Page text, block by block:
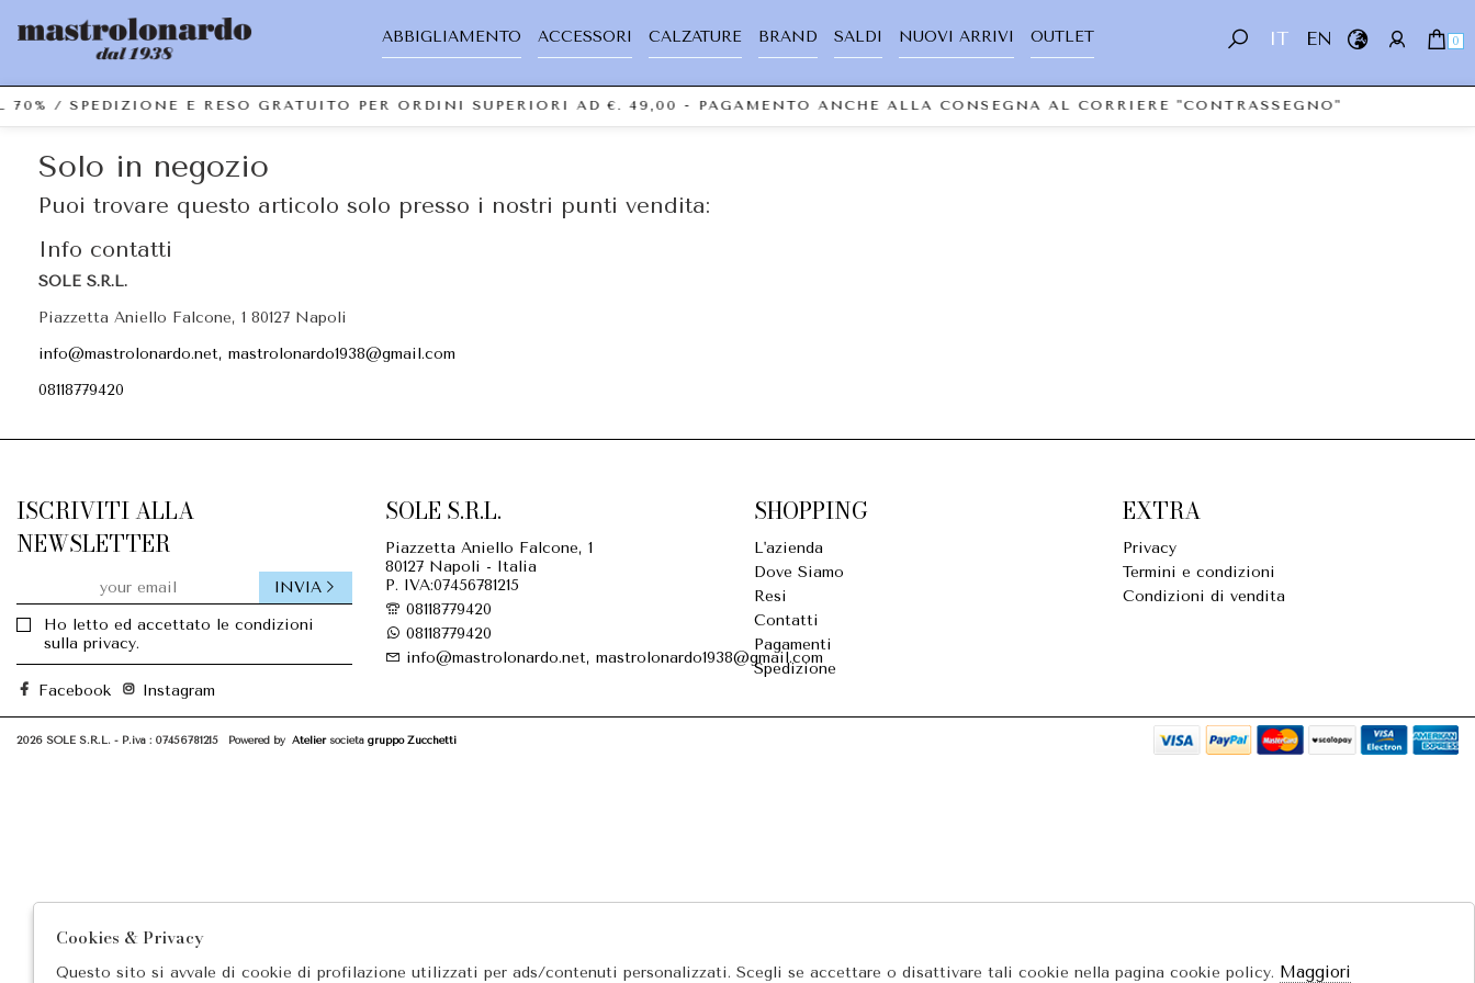
IT EN 0
ABBIGLIAMENTO ACCESSORI CALZATURE BRAND SALDI NUOVI ARRIVI OUTLET
/ SPEDIZIONE E RESO GRATUITO PER ORDINI SUPERIORI AD €. 49,00 - PAGAMENTO ANCHE ALLA CONSEGNA AL CORRIERE "CONTRASSEGNO"
Solo in negozio
Puoi trovare questo articolo solo presso i nostri punti vendita:
Info contatti
SOLE S.R.L.
Piazzetta Aniello Falcone, 1 80127 Napoli
info@mastrolonardo.net, mastrolonardo1938@gmail.com
08118779420
ISCRIVITI ALLA
NEWSLETTER
Ho letto ed accettato le condizioni
sulla privacy.
INVIA
Facebook Instagram
SOLE S.R.L.
Piazzetta Aniello Falcone, 1
80127 Napoli - Italia
P. IVA:07456781215
08118779420
08118779420
info@mastrolonardo.net, mastrolonardo1938@gmail.com
SHOPPING
L'azienda
Dove Siamo
Resi
Contatti
Pagamenti
Spedizione
EXTRA
Privacy
Termini e condizioni
Condizioni di vendita
2026 SOLE S.R.L. - P.iva : 07456781215 Powered by Ateliersocietà gruppo Zucchetti
Cookies & Privacy
Questo sito si avvale di cookie di profilazione utilizzati per ads/contenuti personalizzati. Scegli se accettare o disattivare tali cookie nella pagina cookie policy. Maggiori